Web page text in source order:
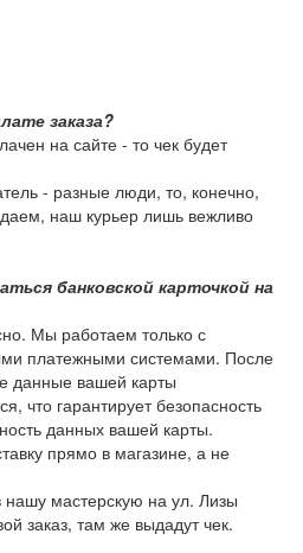
заказа?
на сайте - то чек будет
- разные люди, то, конечно,
наш курьер лишь вежливо
банковской карточкой на
Мы работаем только с
платежными системами. После
данные вашей карты
что гарантирует безопасность
данных вашей карты.
прямо в магазине, а не
мастерскую на ул. Лизы
заказ, там же выдадут чек.